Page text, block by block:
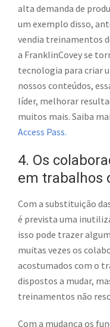
alta demanda de
um exemplo disso,
vendia treinamentos
a FranklinCovey se
tecnologia para criar
nossos conteúdos,
líder, melhorar
muitos mais. Saiba
Access Pass.
4. Os
em trabalhos
Com a substituição
é prevista uma
isso pode trazer
muitas vezes os
acostumados com o
dispostos a mudar,
treinamentos não
Com a mudança os